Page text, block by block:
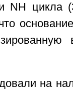
NH цикла
на